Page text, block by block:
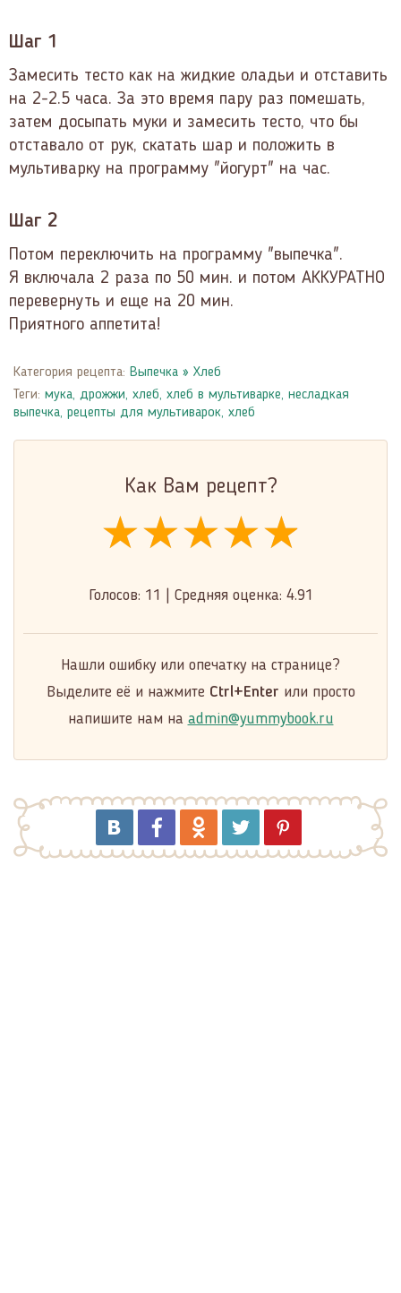
Шаг 1
Замесить тесто как на жидкие оладьи и отставить
на 2-2.5 часа. За это время пару раз помешать,
затем досыпать муки и замесить тесто, что бы
отставало от рук, скатать шар и положить в
мультиварку на программу "йогурт" на час.
Шаг 2
Потом переключить на программу "выпечка".
Я включала 2 раза по 50 мин. и потом АККУРАТНО
перевернуть и еще на 20 мин.
Приятного аппетита!
Категория рецепта: Выпечка » Хлеб
Теги: мука, дрожжи, хлеб, хлеб в мультиварке, несладкая
выпечка, рецепты для мультиварок, хлеб
Как Вам рецепт?
★★★★★
★★★★★
★★★★★
Голосов: 11 Средняя оценка: 4.91
Нашли ошибку или опечатку на странице?
Выделите её и нажмите Ctrl+Enter или просто
напишите нам на admin@yummybook.ru